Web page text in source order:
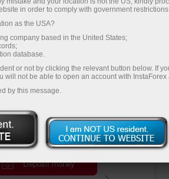
qui travaillent déjà sur le
une liste de nos services, des
conditions de trading chez
bonus, des méthodes de retrait
analyses, graphiques, des
des concours et des
des sportifs et éducatifs
Deposit money
in order to comply with government
as the USA?
company based in the United States;
database.
or not by clicking the relevant button below. If
will not be able to open an account with InstaForex
by this message.